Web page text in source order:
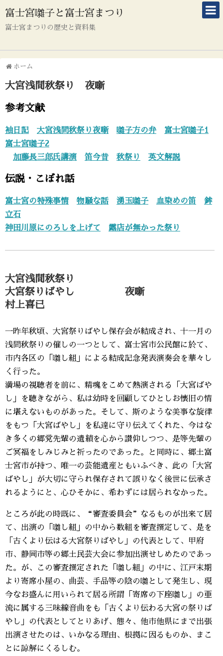
富士宮囃子と富士宮まつり
富士宮まつりの歴史と資料集
ホーム
大宮浅間秋祭り 夜噺
参考文献
袖日記 大宮浅間秋祭り夜噺 囃子方の弁
富士宮囃子1
富士宮囃子2
加藤長三郎氏講演
笛今昔 秋祭り 英文解説
伝説・こぼれ話
富士宮の特殊事情 物騒な話 湧玉囃子 血染めの笛
鉾
立石
神田川原にのろしを上げて
露店が無かった祭り
大宮浅間秋祭り
大宮祭りばやし 夜噺
村上喜已
一昨年秋頃、大宮祭りばやし保存会が結成され、十一月の
浅間秋祭りの催しの一つとして、富士宮市公民館に於て、
市内各区の「囃し組」による結成記念発表演奏会を華々し
く行った。
満場の視聴者を前に、精魂をこめて熱演される「大宮ばや
し」を聴きながら、私は幼時を回顧してひとしお懐旧の情
に堪えないものがあった。そして、斯のような美事な旋律
をもつ「大宮ばやし」を私達に守り伝えてくれた、今はな
き多くの郷党先輩の遺績を心から讃仰しつつ、是等先輩の
ご冥福をしみじみと祈ったのであった。と同時に、郷土富
士宮市が持つ、唯一の芸能遺産ともいふべき、此の「大宮
ばやし」が大切に守られ保存されて誤りなく後世に伝承さ
れるようにと、心ひそかに、希わずには居られなかった。
ところが此の時既に、“審査委員会”なるものが出来て居
て、出演の「囃し組」の中から数組を審査撰定して、是を
「古くより伝はる大宮祭りばやし」の代表として、甲府
市、静岡市等の郷土民芸大会に参加出演せしめたのであっ
た。が、この審査撰定された「囃し組」の中に、江戸末期
より寄席小屋の、曲芸、手品等の陰の囃として発生し、現
今なお盛んに用いられて居る所謂「寄席の下座囃し」の亜
流に属する三味線音曲をも「古くより伝わる大宮の祭りば
やし」の代表としてとりあげ、態々、他市他県にまで出張
出演させたのは、いかなる理由、根拠に因るものか、まこ
とに諒解にくるしむ。